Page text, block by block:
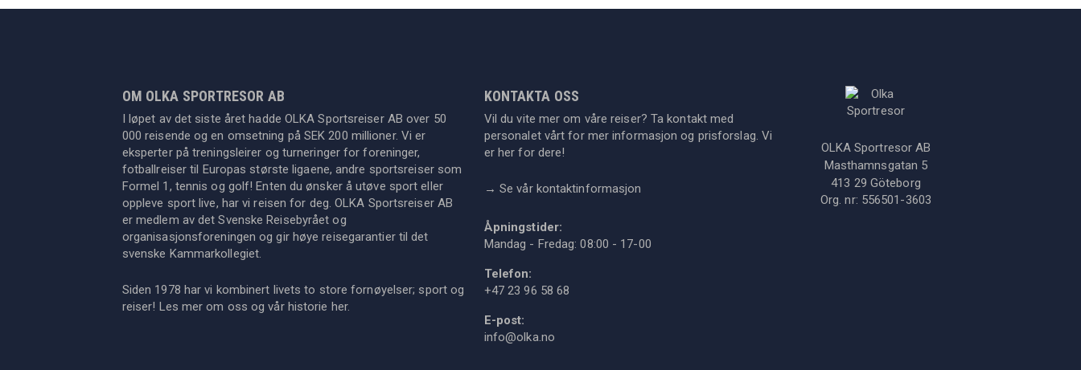
OM OLKA SPORTRESOR AB
I løpet av det siste året hadde OLKA Sportsreiser AB over 50
000 reisende og en omsetning på SEK 200 millioner. Vi er
eksperter på treningsleirer og turneringer for foreninger,
fotballreiser til Europas største ligaene, andre sportsreiser som
Formel 1, tennis og golf! Enten du ønsker å utøve sport eller
oppleve sport live, har vi reisen for deg. OLKA Sportsreiser AB
er medlem av det Svenske Reisebyrået og
organisasjonsforeningen og gir høye reisegarantier til det
svenske Kammarkollegiet.
Siden 1978 har vi kombinert livets to store fornøyelser; sport og
reiser! Les mer om oss og vår historie her.
KONTAKTA OSS
Vil du vite mer om våre reiser? Ta kontakt med
personalet vårt for mer informasjon og prisforslag. Vi
er her for dere!
→ Se vår kontaktinformasjon
Åpningstider:
Mandag - Fredag: 08:00 - 17-00
Telefon:
+47 23 96 58 68
E-post:
info@olka.no
OLKA Sportresor AB
Masthamnsgatan 5
413 29 Göteborg
Org. nr: 556501-3603